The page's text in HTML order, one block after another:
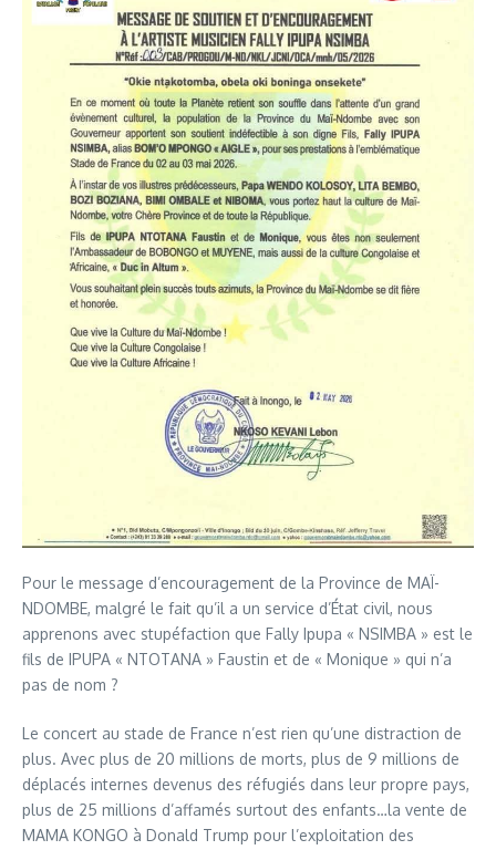
Pour le message d’encouragement de la Province de MAÏ-
NDOMBE, malgré le fait qu’il a un service d’État civil, nous
apprenons avec stupéfaction que Fally Ipupa « NSIMBA » est le
fils de IPUPA « NTOTANA » Faustin et de « Monique » qui n’a
pas de nom ?
Le concert au stade de France n’est rien qu’une distraction de
plus. Avec plus de 20 millions de morts, plus de 9 millions de
déplacés internes devenus des réfugiés dans leur propre pays,
plus de 25 millions d’affamés surtout des enfants…la vente de
MAMA KONGO à Donald Trump pour l’exploitation des